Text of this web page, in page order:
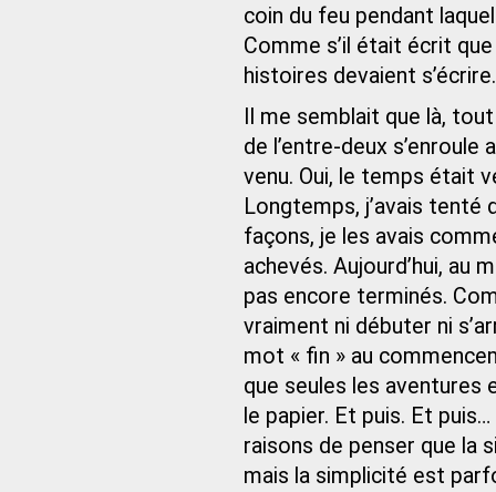
coin du feu pendant
Comme s’il était écrit
histoires devaient s’écrire.
Il me semblait que là,
de l’entre‑deux
venu. Oui, le temps était
Longtemps, j’avais
façons, je les avais
achevés. Aujourd’hui, au
pas encore terminés.
vraiment ni débuter ni
mot « fin » au
que seules les
le papier. Et puis. Et
raisons de penser que la
mais la simplicité est